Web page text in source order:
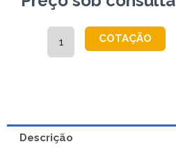
COTAÇÃO
Descrição